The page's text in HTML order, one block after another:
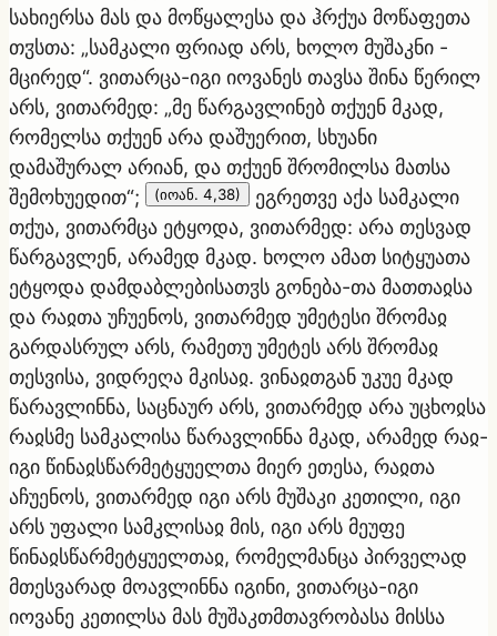
სახიერსა მას და მოწყალესა და ჰრქუა მოწაფეთა
თჳსთა: „სამკალი ფრიად არს, ხოლო მუშაკნი -
მცირედ“. ვითარცა-იგი იოვანეს თავსა შინა წერილ
არს, ვითარმედ: „მე წარგავლინებ თქუენ მკად,
რომელსა თქუენ არა დაშუერით, სხუანი
დამაშურალ არიან, და თქუენ შრომილსა მათსა
შემოხუედით“;
(იოან. 4,38)
ეგრეთვე აქა სამკალი
თქუა, ვითარმცა ეტყოდა, ვითარმედ: არა თესვად
წარგავლენ, არამედ მკად. ხოლო ამათ სიტყუათა
ეტყოდა დამდაბლებისათჳს გონება-თა მათთაჲსა
და რაჲთა უჩუენოს, ვითარმედ უმეტესი შრომაჲ
გარდასრულ არს, რამეთუ უმეტეს არს შრომაჲ
თესვისა, ვიდრეღა მკისაჲ. ვინაჲთგან უკუე მკად
წარავლინნა, საცნაურ არს, ვითარმედ არა უცხოჲსა
რაჲსმე სამკალისა წარავლინნა მკად, არამედ რაჲ-
იგი წინაჲსწარმეტყუელთა მიერ ეთესა, რაჲთა
აჩუენოს, ვითარმედ იგი არს მუშაკი კეთილი, იგი
არს უფალი სამკლისაჲ მის, იგი არს მეუფე
წინაჲსწარმეტყუელთაჲ, რომელმანცა პირველად
მთესვარად მოავლინნა იგინი, ვითარცა-იგი
იოვანე კეთილსა მას მუშაკთმთავრობასა მისსა